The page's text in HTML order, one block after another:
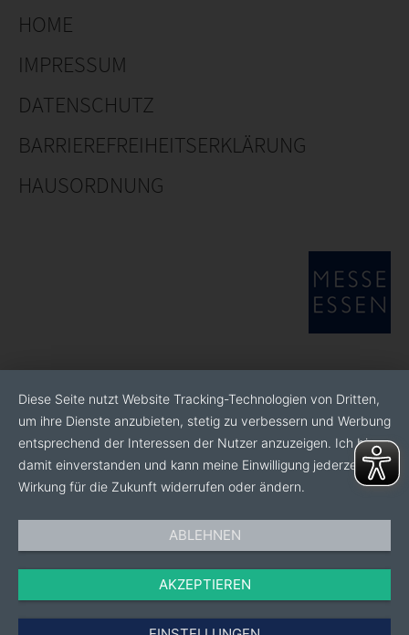
HOME
IMPRESSUM
DATENSCHUTZ
BARRIEREFREIHEITSERKLÄRUNG
HAUSORDNUNG
Diese Seite nutzt Website Tracking-Technologien von Dritten,
um ihre Dienste anzubieten, stetig zu verbessern und Werbung
entsprechend der Interessen der Nutzer anzuzeigen. Ich bin
damit einverstanden und kann meine Einwilligung jederzeit mit
Wirkung für die Zukunft widerrufen oder ändern.
ABLEHNEN
AKZEPTIEREN